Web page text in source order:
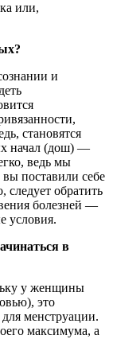
или,
и
становятся
начал (дош) —
ведь мы
поставили себе
следует обратить
болезней —
условия.
в
у женщины
это
менструации.
максимума, а